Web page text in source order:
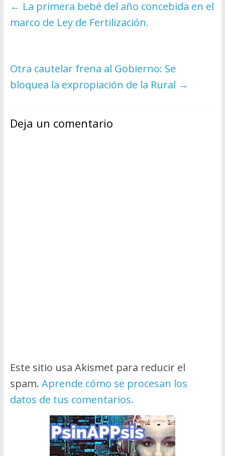
← La primera bebé del año concebida en el
marco de Ley de Fertilización.
Otra cautelar frena al Gobierno: Se
bloquea la expropiación de la Rural →
Deja un comentario
Este sitio usa Akismet para reducir el
spam. Aprende cómo se procesan los
datos de tus comentarios.